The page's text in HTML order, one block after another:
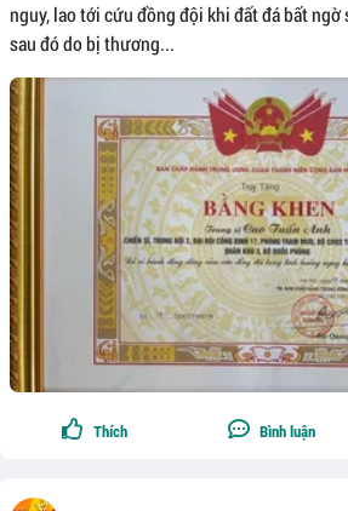
nguy, lao tới cứu đồng đội khi đất đá bất ngờ
sau đó do bị thương...
Thích Bình luận